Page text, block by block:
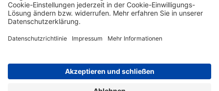
Impressum Datenschutz Barrierefreiheit